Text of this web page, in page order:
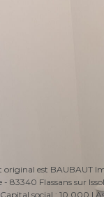
est BAUBAUT
- 83340 Flassans sur
social : 10 000 |